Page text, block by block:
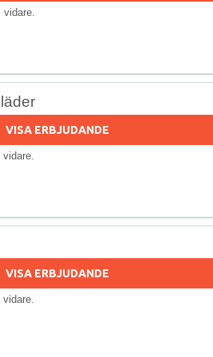
VISA ERBJUDANDE
VISA ERBJUDANDE